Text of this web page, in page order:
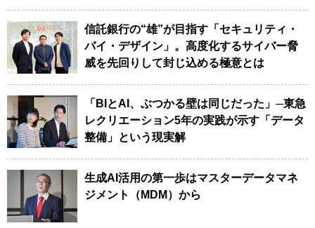
信託銀行の“雄”が目指す「セキュリティ・
バイ・デザイン」。高度化するサイバー脅
威を先回りして封じ込める極意とは
「BIとAI、ぶつかる壁は同じだった」─東急
レクリエーション5年の実践が示す「データ
整備」という現実解
生成AI活用の第一歩はマスターデータマネ
ジメント（MDM）から